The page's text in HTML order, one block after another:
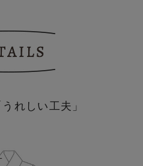
れしい工夫」